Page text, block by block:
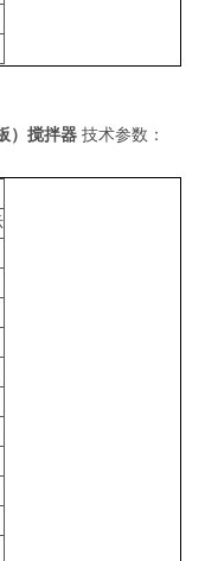
）搅拌器 技术参数：